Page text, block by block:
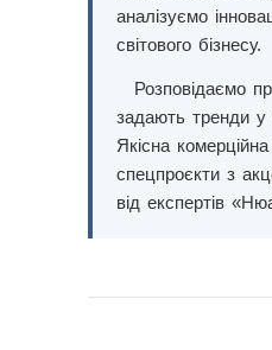
аналізуємо
світового бізнесу.
Розповідаємо
задають тренди у
Якісна
спецпроєкти з
від експертів